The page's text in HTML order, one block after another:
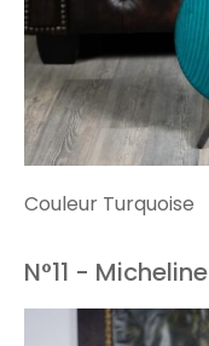
Couleur Turquoise
N°11 - Micheline